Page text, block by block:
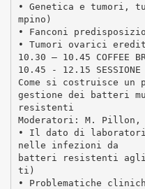
• Genetica e tumori,
mpino)
• Fanconi
• Tumori ovarici
10.30 – 10.45 COFFEE
10.45 - 12.15 SESSIONE
Come si costruisce
gestione dei batteri
resistenti
Moderatori: M. Pillon,
• Il dato di
nelle infezioni da
batteri resistenti
ti)
• Problematiche